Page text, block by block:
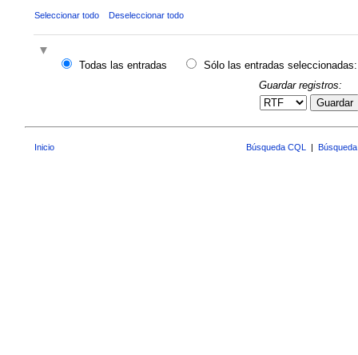
Seleccionar todo Deseleccionar todo
Todas las entradas
Sólo las entradas seleccionadas:
Guardar registros:
Guardar
Inicio Búsqueda CQL